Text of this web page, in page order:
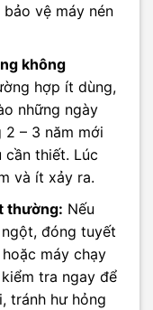
vệ máy nén
không
hợp ít dùng,
những ngày
2 – 3 năm mới
cần thiết. Lúc
và ít xảy ra.
thường: Nếu
đóng tuyết
máy chạy
tra ngay để
tránh hư hỏng